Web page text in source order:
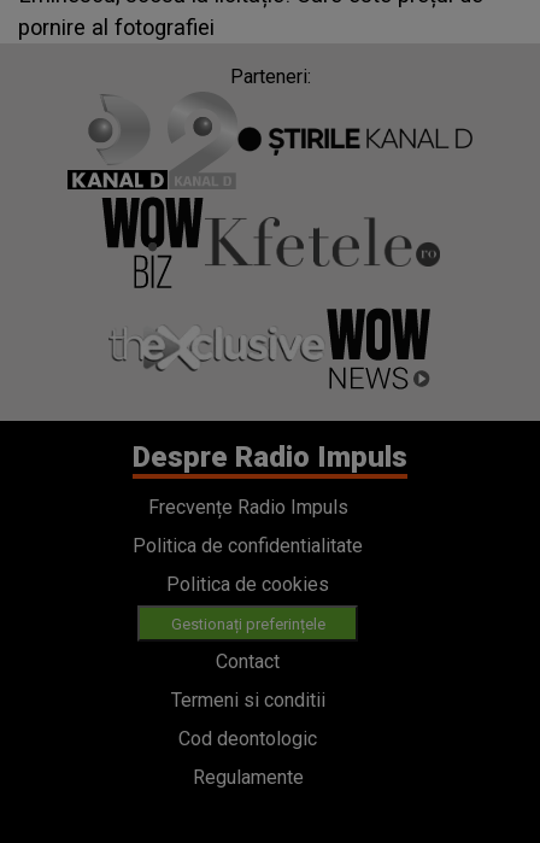
pornire al fotografiei
Parteneri:
Despre Radio Impuls
Frecvențe Radio Impuls
Politica de confidentialitate
Politica de cookies
Gestionați preferințele
Contact
Termeni si conditii
Cod deontologic
Regulamente